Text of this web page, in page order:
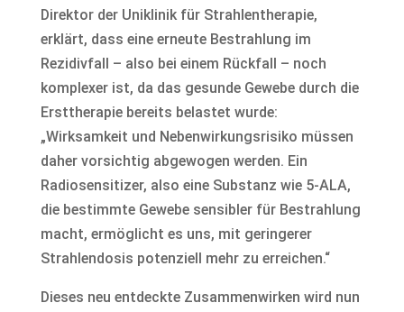
Direktor der Uniklinik für Strahlentherapie,
erklärt, dass eine erneute Bestrahlung im
Rezidivfall – also bei einem Rückfall – noch
komplexer ist, da das gesunde Gewebe durch die
Ersttherapie bereits belastet wurde:
„Wirksamkeit und Nebenwirkungsrisiko müssen
daher vorsichtig abgewogen werden. Ein
Radiosensitizer, also eine Substanz wie 5-ALA,
die bestimmte Gewebe sensibler für Bestrahlung
macht, ermöglicht es uns, mit geringerer
Strahlendosis potenziell mehr zu erreichen.“
Dieses neu entdeckte Zusammenwirken wird nun